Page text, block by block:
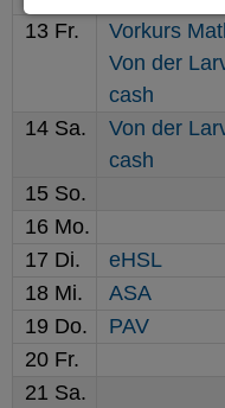
13 Fr.
Vorkurs
Von der
cash
14 Sa.
Von der
cash
15 So.
16 Mo.
17 Di.
eHSL
18 Mi.
ASA
19 Do.
PAV
20 Fr.
21 Sa.